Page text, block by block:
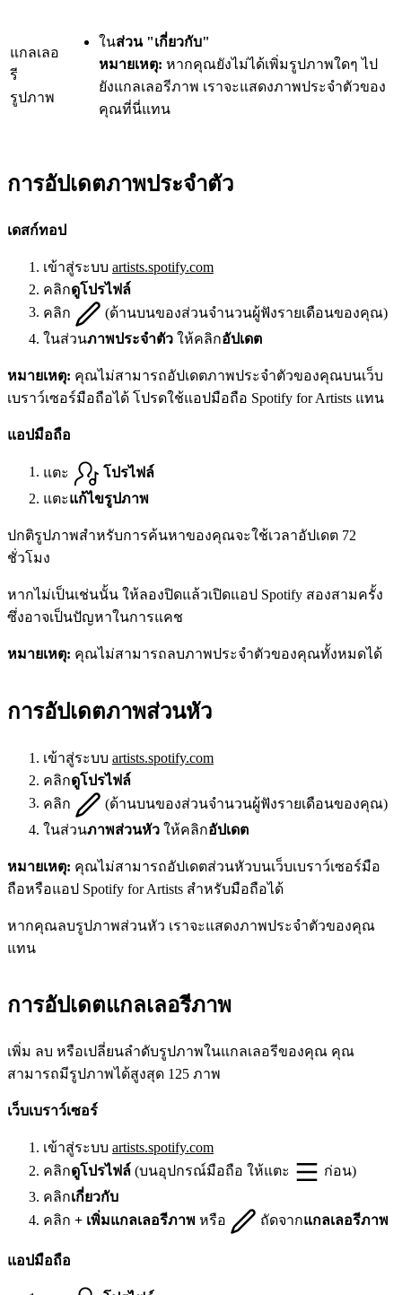
แกลเลอ
รี
รูปภาพ
ในส่วน "เกี่ยวกับ"
หมายเหตุ: หากคุณยังไม่ได้เพิ่มรูปภาพใดๆ ไป
ยังแกลเลอรีภาพ เราจะแสดงภาพประจำตัวของ
คุณที่นี่แทน
การอัปเดตภาพประจำตัว
เดสก์ทอป
เข้าสู่ระบบ artists.spotify.com
คลิกดูโปรไฟล์
คลิก
(ด้านบนของส่วนจำนวนผู้ฟังรายเดือนของคุณ)
ในส่วนภาพประจำตัว ให้คลิกอัปเดต
หมายเหตุ: คุณไม่สามารถอัปเดตภาพประจำตัวของคุณบนเว็บ
เบราว์เซอร์มือถือได้ โปรดใช้แอปมือถือ Spotify for Artists แทน
แอปมือถือ
แตะ
โปรไฟล์
แตะแก้ไขรูปภาพ
ปกติรูปภาพสำหรับการค้นหาของคุณจะใช้เวลาอัปเดต 72
ชั่วโมง
หากไม่เป็นเช่นนั้น ให้ลองปิดแล้วเปิดแอป Spotify สองสามครั้ง
ซึ่งอาจเป็นปัญหาในการแคช
หมายเหตุ: คุณไม่สามารถลบภาพประจำตัวของคุณทั้งหมดได้
การอัปเดตภาพส่วนหัว
เข้าสู่ระบบ artists.spotify.com
คลิกดูโปรไฟล์
คลิก
(ด้านบนของส่วนจำนวนผู้ฟังรายเดือนของคุณ)
ในส่วนภาพส่วนหัว ให้คลิกอัปเดต
หมายเหตุ: คุณไม่สามารถอัปเดตส่วนหัวบนเว็บเบราว์เซอร์มือ
ถือหรือแอป Spotify for Artists สำหรับมือถือได้
หากคุณลบรูปภาพส่วนหัว เราจะแสดงภาพประจำตัวของคุณ
แทน
การอัปเดตแกลเลอรีภาพ
เพิ่ม ลบ หรือเปลี่ยนลำดับรูปภาพในแกลเลอรีของคุณ คุณ
สามารถมีรูปภาพได้สูงสุด 125 ภาพ
เว็บเบราว์เซอร์
เข้าสู่ระบบ artists.spotify.com
คลิกดูโปรไฟล์ (บนอุปกรณ์มือถือ ให้แตะ
ก่อน)
คลิกเกี่ยวกับ
คลิก + เพิ่มแกลเลอรีภาพ หรือ ถัดจากแกลเลอรีภาพ
แอปมือถือ